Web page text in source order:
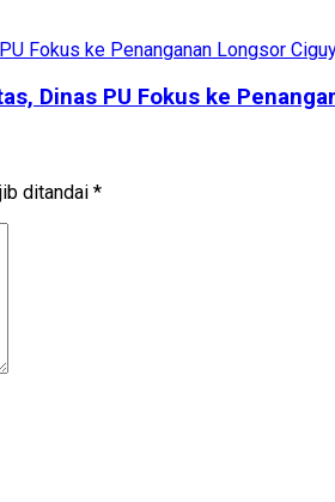
Dinas PU Fokus ke
ditandai *